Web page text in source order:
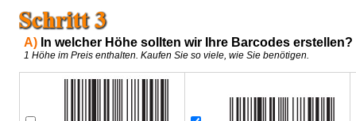
А) In welcher Höhe sollten wir Ihre Barcodes erstellen?
1 Höhe im Preis enthalten. Kaufen Sie so viele, wie Sie benötigen.